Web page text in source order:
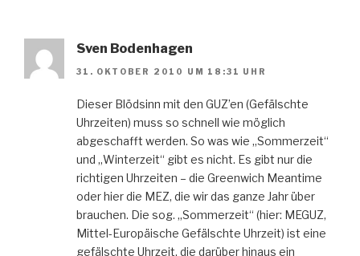
Sven Bodenhagen
31. OKTOBER 2010 UM 18:31 UHR
Dieser Blödsinn mit den GUZ’en (Gefälschte
Uhrzeiten) muss so schnell wie möglich
abgeschafft werden. So was wie „Sommerzeit“
und „Winterzeit“ gibt es nicht. Es gibt nur die
richtigen Uhrzeiten – die Greenwich Meantime
oder hier die MEZ, die wir das ganze Jahr über
brauchen. Die sog. „Sommerzeit“ (hier: MEGUZ,
Mittel-Europäische Gefälschte Uhrzeit) ist eine
gefälschte Uhrzeit, die darüber hinaus ein